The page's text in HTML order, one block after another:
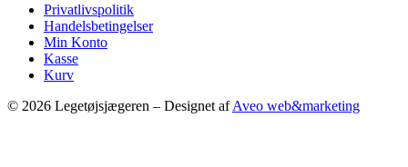
Privatlivspolitik
Handelsbetingelser
Min Konto
Kasse
Kurv
© 2026 Legetøjsjægeren – Designet afAveo web&marketing